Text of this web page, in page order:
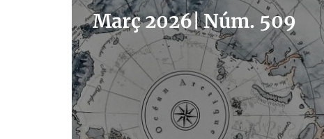
Març 2026|Núm. 509